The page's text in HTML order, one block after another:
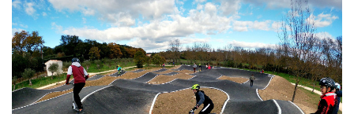
Enduro
Espace ludique
Gravel
Pumptrack
S'INSCRIRE
AJOUTER UN SPOT
CONNECTEZ-VOUS